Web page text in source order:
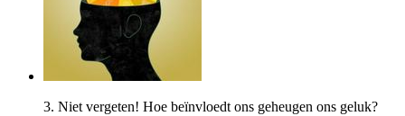
3. Niet vergeten! Hoe beïnvloedt ons geheugen ons geluk?